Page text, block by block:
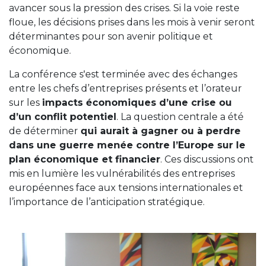
avancer sous la pression des crises. Si la voie reste
floue, les décisions prises dans les mois à venir seront
déterminantes pour son avenir politique et
économique.
La conférence s'est terminée avec des échanges
entre les chefs d’entreprises présents et l’orateur
sur les impacts économiques d’une crise ou
d’un conflit potentiel. La question centrale a été
de déterminer qui aurait à gagner ou à perdre
dans une guerre menée contre l’Europe sur le
plan économique et financier. Ces discussions ont
mis en lumière les vulnérabilités des entreprises
européennes face aux tensions internationales et
l’importance de l’anticipation stratégique.